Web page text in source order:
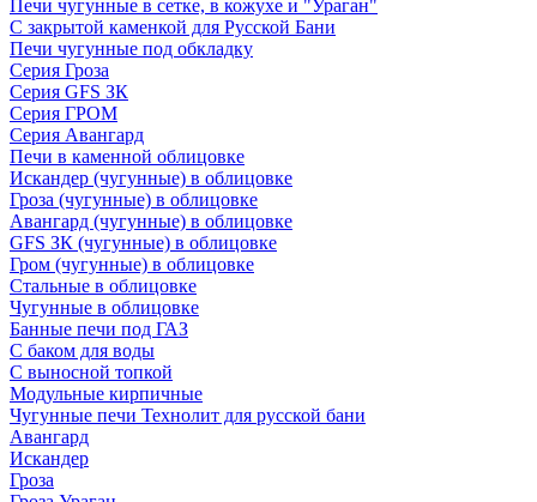
Печи чугунные в сетке, в кожухе и "Ураган"
С закрытой каменкой для Русской Бани
Печи чугунные под обкладку
Серия Гроза
Серия GFS ЗК
Серия ГРОМ
Серия Авангард
Печи в каменной облицовке
Искандер (чугунные) в облицовке
Гроза (чугунные) в облицовке
Авангард (чугунные) в облицовке
GFS ЗК (чугунные) в облицовке
Гром (чугунные) в облицовке
Стальные в облицовке
Чугунные в облицовке
Банные печи под ГАЗ
С баком для воды
С выносной топкой
Модульные кирпичные
Чугунные печи Технолит для русской бани
Авангард
Искандер
Гроза